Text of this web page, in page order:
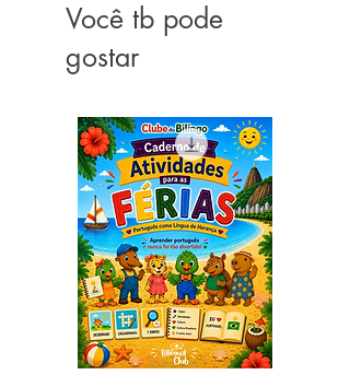
Você tb pode
gostar